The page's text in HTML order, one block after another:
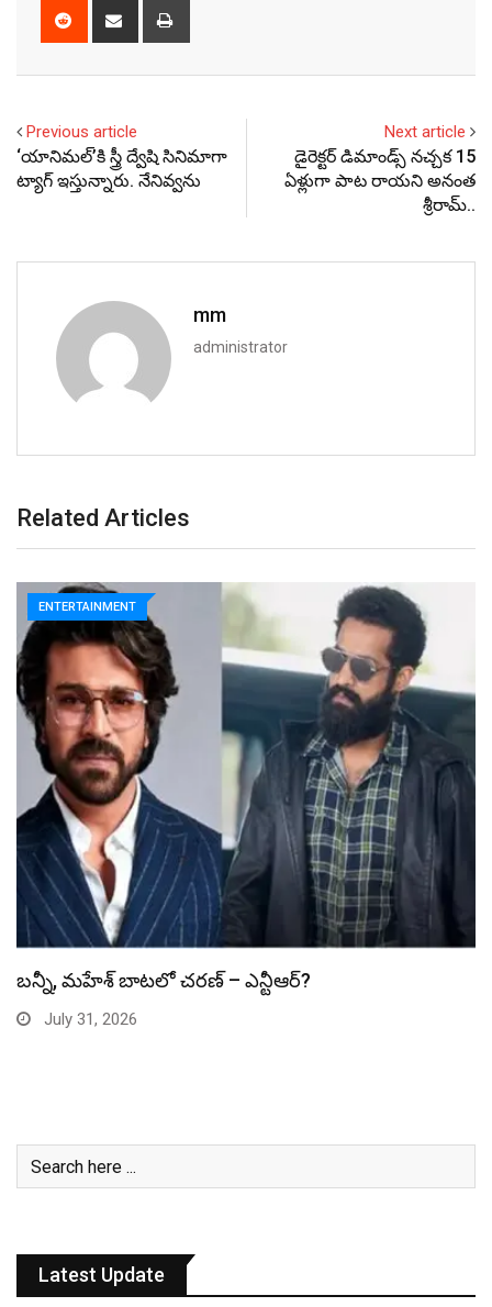
Reddit
Share
Previous article
‘యానిమల్‌’కి స్త్రీ ద్వేషి సినిమాగా
ట్యాగ్‌ ఇస్తున్నారు. నేనివ్వను
Next article
డైరెక్టర్ డిమాండ్స్ నచ్చక 15
ఏళ్లుగా పాట రాయని అనంత
శ్రీరామ్..
mm
administrator
Related Articles
ENTERTAINMENT
స్పైడర్ మ్యాన్ బాక్సాఫీస్ రికార్డు బద్దలు
July 31, 2026
Latest Update